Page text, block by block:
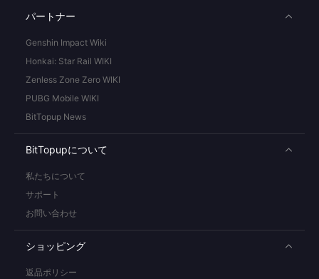
パートナー
Genshin Impact Wiki
Honkai: Star Rail WIKI
Zenless Zone Zero WIKI
PUBG Mobile WIKI
BitTopup News
BitTopupについて
私たちについて
サポート
お問い合わせ
ショッピング
返品ポリシー